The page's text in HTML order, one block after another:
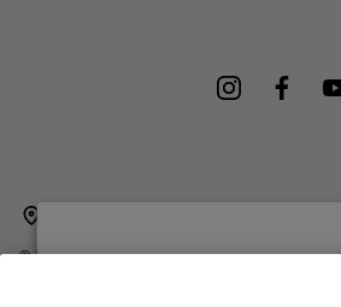
©2026Columbia Sportswear International Sarl.